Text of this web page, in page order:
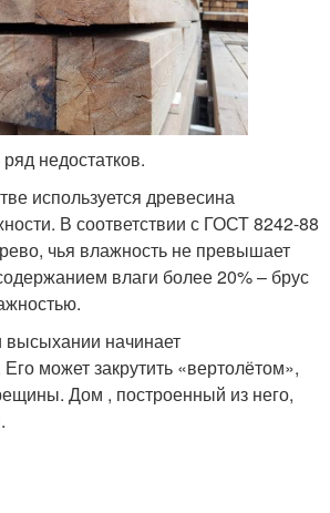
недостатков.
используется древесина
В соответствии с ГОСТ 8242-88
чья влажность не превышает
влаги более 20% – брус
высыхании начинает
может закрутить «вертолётом»,
Дом , построенный из него,